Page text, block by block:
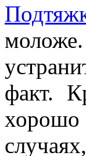
факт.
хорошо